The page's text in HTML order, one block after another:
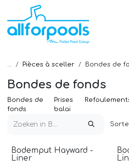
Overslaan naar inhoud
... Pièces à sceller Bondes de
Bondes de fonds
Bondes de
fonds
Prises
balai
Bodemput Hayward -
Liner